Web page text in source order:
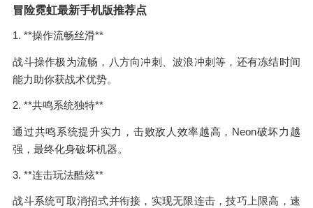
冒险霓虹最新手机版推荐点
1. **操作流畅丝滑**
战斗操作极为流畅，八方向冲刺、波浪冲刺等，还有冻结时间
能力助你获战术优势。
2. **共鸣系统独特**
通过共鸣系统提升实力，击败敌人效率越高，Neon破坏力越
强，最终化身破坏机器。
3. **连击玩法酷炫**
战斗系统可取消招式并衔接，实现无限连击，技巧上限高，速